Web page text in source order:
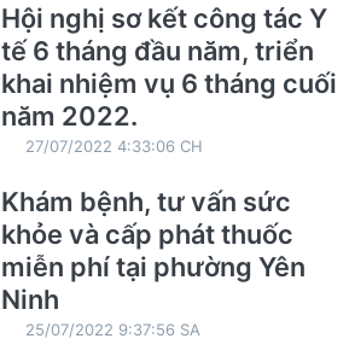
Hội nghị sơ kết công tác Y
tế 6 tháng đầu năm, triển
khai nhiệm vụ 6 tháng cuối
năm 2022.
27/07/2022 4:33:06 CH
Khám bệnh, tư vấn sức
khỏe và cấp phát thuốc
miễn phí tại phường Yên
Ninh
25/07/2022 9:37:56 SA